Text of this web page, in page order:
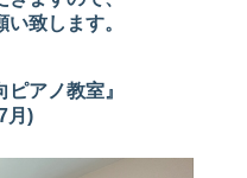
致します。
アノ教室』
月)